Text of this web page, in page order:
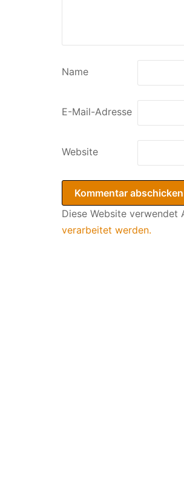
Name
E-Mail-Adresse
Website
Diese Website verwendet
verarbeitet werden.